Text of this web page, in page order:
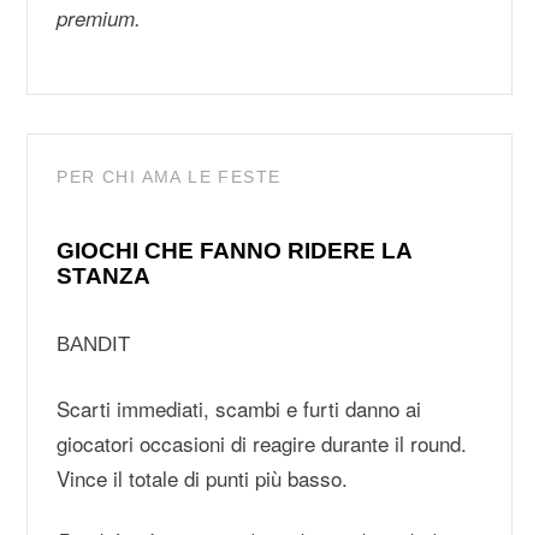
premium.
PER CHI AMA LE FESTE
GIOCHI CHE FANNO RIDERE LA
STANZA
BANDIT
Scarti immediati, scambi e furti danno ai
giocatori occasioni di reagire durante il round.
Vince il totale di punti più basso.